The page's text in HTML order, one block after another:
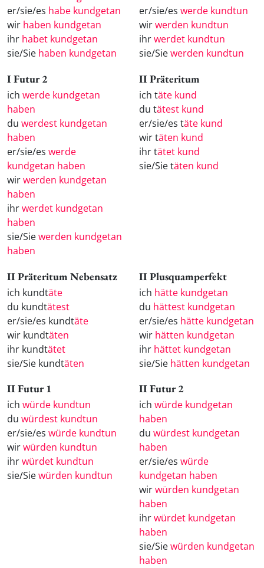
er/sie/es habe kundgetan
wir haben kundgetan
ihr habet kundgetan
sie/Sie haben kundgetan
er/sie/es werde kundtun
wirwerden kundtun
ihrwerdet kundtun
sie/Siewerden kundtun
I Futur 2
ich werde kundgetan
haben
du werdest kundgetan
haben
er/sie/es werde
kundgetan haben
wirwerden kundgetan
haben
ihrwerdet kundgetan
haben
sie/Siewerden kundgetan
haben
II Präteritum
ich täte kund
du tätest kund
er/sie/es täte kund
wir täten kund
ihr tätet kund
sie/Sie täten kund
II Präteritum Nebensatz
ich kundtäte
du kundtätest
er/sie/es kundtäte
wir kundtäten
ihr kundtätet
sie/Sie kundtäten
II Plusquamperfekt
ich hätte kundgetan
du hättest kundgetan
er/sie/es hätte kundgetan
wir hätten kundgetan
ihr hättet kundgetan
sie/Sie hätten kundgetan
II Futur 1
ich würde kundtun
du würdest kundtun
er/sie/es würde kundtun
wirwürden kundtun
ihrwürdet kundtun
sie/Siewürden kundtun
II Futur 2
ich würde kundgetan
haben
du würdest kundgetan
haben
er/sie/es würde
kundgetan haben
wirwürden kundgetan
haben
ihrwürdet kundgetan
haben
sie/Siewürden kundgetan
haben